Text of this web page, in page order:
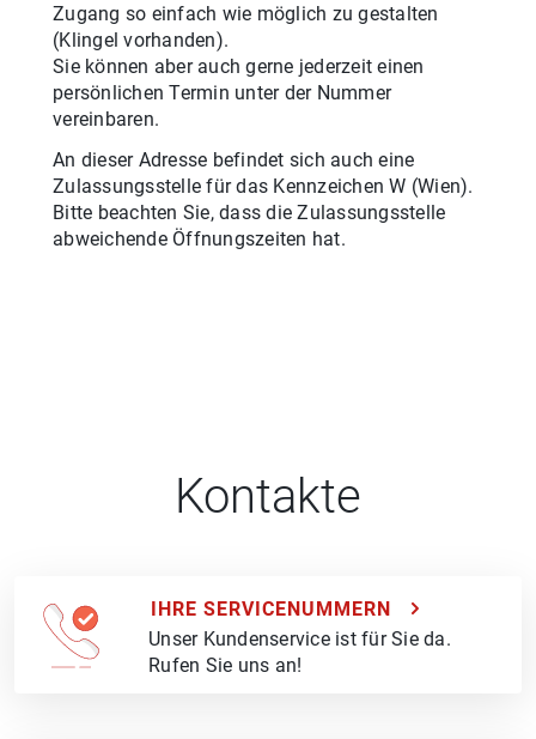
Zugang so einfach wie möglich zu gestalten
(Klingel vorhanden).
Sie können aber auch gerne jederzeit einen
persönlichen Termin unter der Nummer
vereinbaren.
An dieser Adresse befindet sich auch eine
Zulassungsstelle für das KennzeichenW (Wien).
Bitte beachten Sie, dass die Zulassungsstelle
abweichende Öffnungszeiten hat.
Kontakte
IHRE SERVICENUMMERN
Unser Kundenservice ist für Sie da.
Rufen Sie uns an!